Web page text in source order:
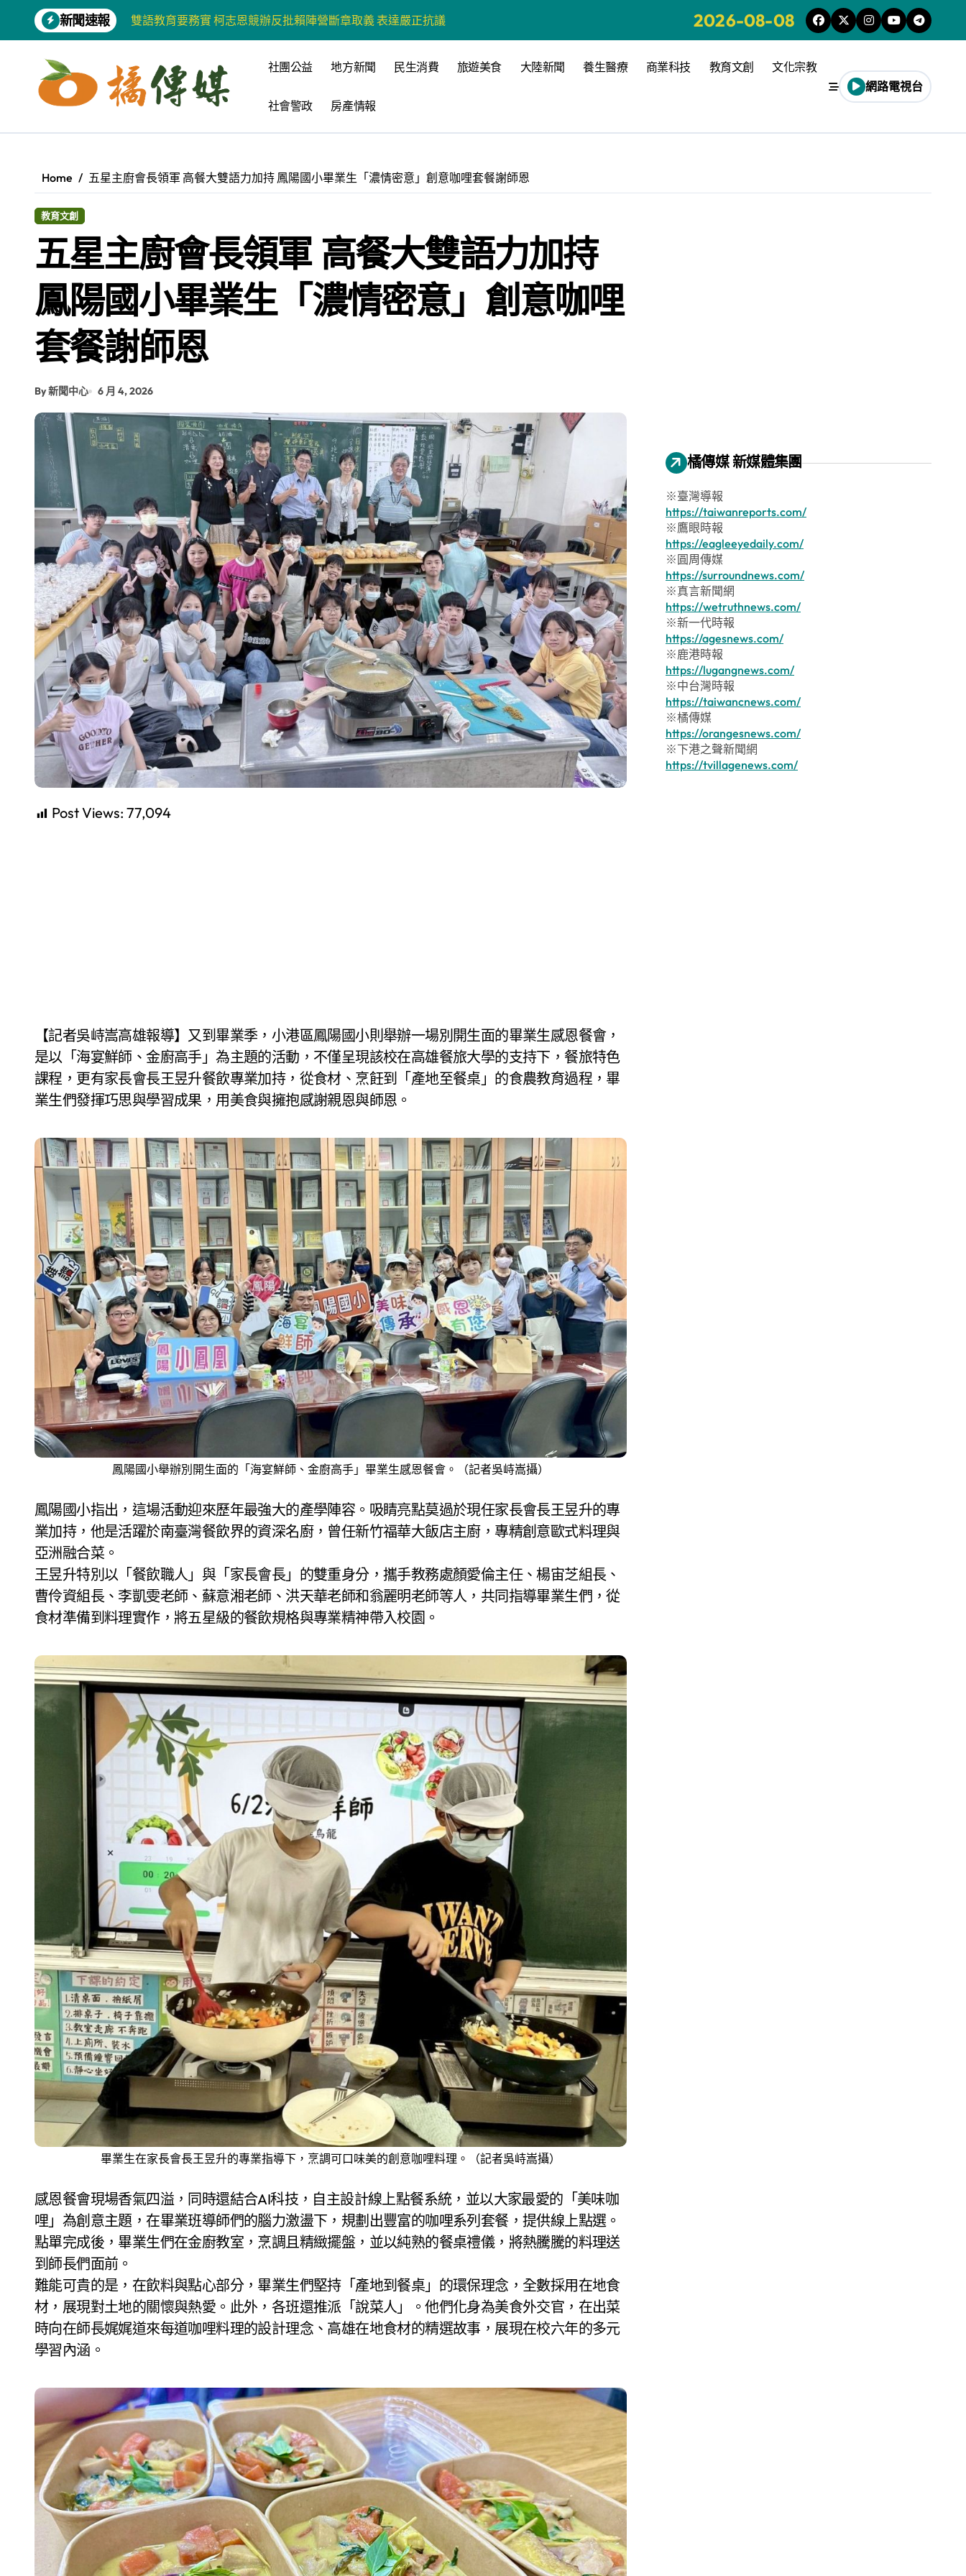
content
新聞速報
增殖放流超65萬尾魚苗 兩岸學生共營環保生態環境
柯志恩競選網站正式上線 打造數位選戰新平台 公開五大亮點
兩岸青年齊聚福州共話農文旅融合發展
藍綠市長參選人對無人載具條例互批 柯志恩：國民黨版才是「國防+產業」務實版
雅安 天府之肺裡的安逸密碼 一座被時光偏愛的巴適小城
高科大機電系與日本愛媛大學跨校合作 並感謝世豐螺絲捐助獎學金
《讀者》8月號新聞焦點 【錦瑟】
【第十四屆海峽青年薈】青春交流聚同心 攜手融合共奮進
2026-08-08
社團公益 地方新聞 民生消費 旅遊美食 大陸新聞 養生醫療 商業科技 教育文創 文化宗教
社會警政 房產情報
網路電視台
Home 五星主廚會長領軍 高餐大雙語力加持 鳳陽國小畢業生「濃情密意」創意咖哩套餐謝師恩
教育文創
五星主廚會長領軍 高餐大雙語力加持
鳳陽國小畢業生「濃情密意」創意咖哩
套餐謝師恩
By 新聞中心 6 月 4, 2026
Post Views: 77,094
【記者吳峙嵩高雄報導】又到畢業季，小港區鳳陽國小則舉辦一場別開生面的畢業生感恩餐會，
是以「海宴鮮師、金廚高手」為主題的活動，不僅呈現該校在高雄餐旅大學的支持下，餐旅特色
課程，更有家長會長王昱升餐飲專業加持，從食材、烹飪到「產地至餐桌」的食農教育過程，畢
業生們發揮巧思與學習成果，用美食與擁抱感謝親恩與師恩。
鳳陽國小舉辦別開生面的「海宴鮮師、金廚高手」畢業生感恩餐會。（記者吳峙嵩攝）
鳳陽國小指出，這場活動迎來歷年最強大的產學陣容。吸睛亮點莫過於現任家長會長王昱升的專
業加持，他是活躍於南臺灣餐飲界的資深名廚，曾任新竹福華大飯店主廚，專精創意歐式料理與
亞洲融合菜。
王昱升特別以「餐飲職人」與「家長會長」的雙重身分，攜手教務處顏愛倫主任、楊宙芝組長、
曹伶資組長、李凱雯老師、蘇意湘老師、洪天華老師和翁麗明老師等人，共同指導畢業生們，從
食材準備到料理實作，將五星級的餐飲規格與專業精神帶入校園。
畢業生在家長會長王昱升的專業指導下，烹調可口味美的創意咖哩料理。（記者吳峙嵩攝）
感恩餐會現場香氣四溢，同時還結合AI科技，自主設計線上點餐系統，並以大家最愛的「美味咖
哩」為創意主題，在畢業班導師們的腦力激盪下，規劃出豐富的咖哩系列套餐，提供線上點選。
點單完成後，畢業生們在金廚教室，烹調且精緻擺盤，並以純熟的餐桌禮儀，將熱騰騰的料理送
到師長們面前。
難能可貴的是，在飲料與點心部分，畢業生們堅持「產地到餐桌」的環保理念，全數採用在地食
材，展現對土地的關懷與熱愛。此外，各班還推派「說菜人」。他們化身為美食外交官，在出菜
時向在師長娓娓道來每道咖哩料理的設計理念、高雄在地食材的精選故事，展現在校六年的多元
學習內涵。
橘傳媒 新媒體集團
※臺灣導報
https://taiwanreports.com/
※鷹眼時報
https://eagleeyedaily.com/
※圓周傳媒
https://surroundnews.com/
※真言新聞網
https://wetruthnews.com/
※新一代時報
https://agesnews.com/
※鹿港時報
https://lugangnews.com/
※中台灣時報
https://taiwancnews.com/
※橘傳媒
https://orangesnews.com/
※下港之聲新聞網
https://tvillagenews.com/